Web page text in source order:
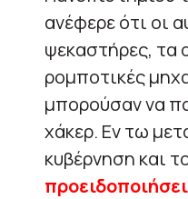
ανέφερε ότι οι
ψεκαστήρες, τα
ρομποτικές
μπορούσαν να
χάκερ. Εν τω
κυβέρνηση και
προειδοποιήσει